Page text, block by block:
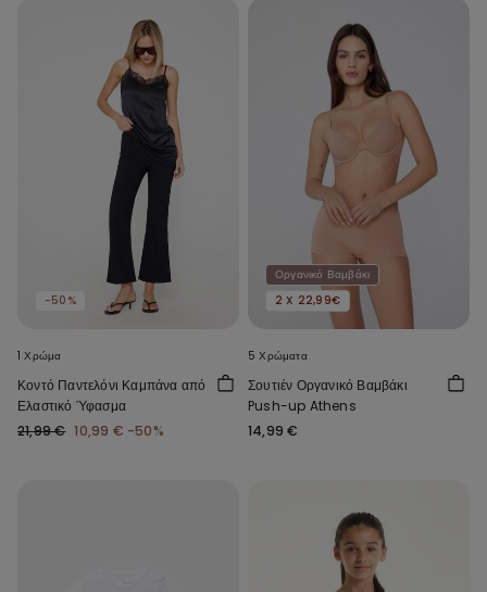
-50%
1 Χρώμα
Κοντό Παντελόνι Καμπάνα από
Ελαστικό Ύφασμα
21,99 € 10,99 € -50%
Οργανικό Βαμβάκι
2 X 22,99€
5 Χρώματα
Σουτιέν Οργανικό Βαμβάκι
Push-up Athens
14,99 €